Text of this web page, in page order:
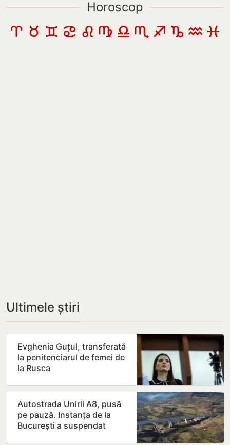
Horoscop
Ultimele știri
Evghenia Guțul, transferată
la penitenciarul de femei de
la Rusca
Autostrada Unirii A8, pusă
pe pauză. Instanța de la
București a suspendat